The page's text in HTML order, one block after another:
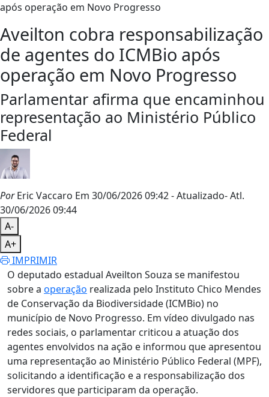
Aveilton cobra responsabilização
de agentes do ICMBio após
operação em Novo Progresso
Parlamentar afirma que encaminhou
representação ao Ministério Público
Federal
PorEric Vaccaro Em 30/06/2026 09:42- Atualizado- Atl.
30/06/2026 09:44
A-
A+
IMPRIMIR
O deputado estadual Aveilton Souza se manifestou
sobre a operação realizada pelo Instituto Chico Mendes
de Conservação da Biodiversidade (ICMBio) no
município de Novo Progresso. Em vídeo divulgado nas
redes sociais, o parlamentar criticou a atuação dos
agentes envolvidos na ação e informou que apresentou
uma representação ao Ministério Público Federal (MPF),
solicitando a identificação e a responsabilização dos
servidores que participaram da operação.